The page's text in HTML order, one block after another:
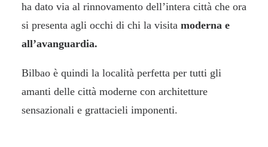
ha dato via al rinnovamento dell’intera città che ora
si presenta agli occhi di chi la visita moderna e
all’avanguardia.
Bilbao è quindi la località perfetta per tutti gli
amanti delle città moderne con architetture
sensazionali e grattacieli imponenti.